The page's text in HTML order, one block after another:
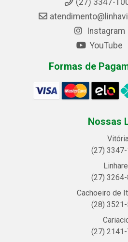
Instagram
YouTube
Formas de
Nossas
(27)
(27)
Cachoeiro de
(28)
(27) 2141-